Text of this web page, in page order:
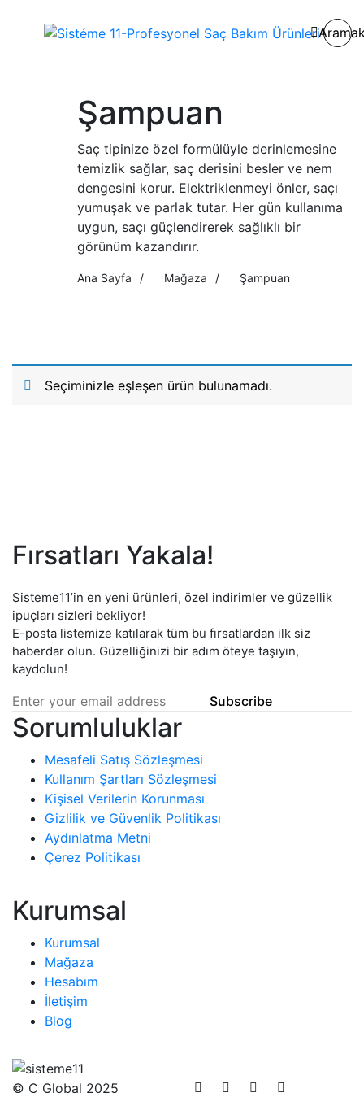
Şampuan
Saç tipinize özel formülüyle derinlemesine
temizlik sağlar, saç derisini besler ve nem
dengesini korur. Elektriklenmeyi önler, saçı
yumuşak ve parlak tutar. Her gün kullanıma
uygun, saçı güçlendirerek sağlıklı bir
görünüm kazandırır.
Ana Sayfa / Mağaza / Şampuan
Seçiminizle eşleşen ürün bulunamadı.
Fırsatları Yakala!
Sisteme11’in en yeni ürünleri, özel indirimler ve güzellik
ipuçları sizleri bekliyor!
E-posta listemize katılarak tüm bu fırsatlardan ilk siz
haberdar olun. Güzelliğinizi bir adım öteye taşıyın,
kaydolun!
Subscribe
Sorumluluklar
Mesafeli Satış Sözleşmesi
Kullanım Şartları Sözleşmesi
Kişisel Verilerin Korunması
Gizlilik ve Güvenlik Politikası
Aydınlatma Metni
Çerez Politikası
Kurumsal
Kurumsal
Mağaza
Hesabım
İletişim
Blog
© C Global 2025